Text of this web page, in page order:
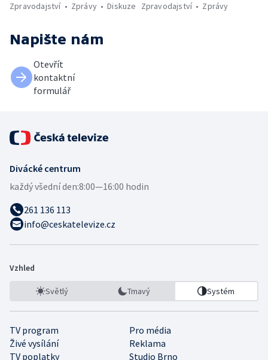
Zpravodajství
Zprávy Diskuze
Zpravodajství
Zprávy
Napište nám
Otevřít
kontaktní
formulář
Divácké centrum
každý všední den:8:00—16:00 hodin
261 136 113
info@ceskatelevize.cz
Vzhled
Světlý Tmavý Systém
TV program
Pro média
Živé vysílání
Reklama
TV poplatky
Studio Brno